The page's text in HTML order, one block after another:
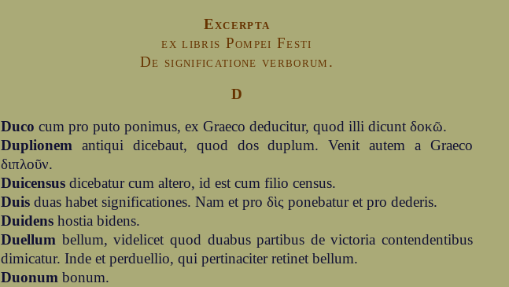
Excerpta
ex libris Pompei Festi
De significatione verborum.
D
Duco cum pro puto ponimus, ex Graeco deducitur, quod illi dicunt δοκῶ.
Duplionem antiqui dicebaut, quod dos duplum. Venit autem a Graeco
διπλοῦν.
Duicensus dicebatur cum altero, id est cum filio census.
Duis duas habet significationes. Nam et pro δὶς ponebatur et pro dederis.
Duidens hostia bidens.
Duellum bellum, videlicet quod duabus partibus de victoria contendentibus
dimicatur. Inde et perduellio, qui pertinaciter retinet bellum.
Duonum bonum.